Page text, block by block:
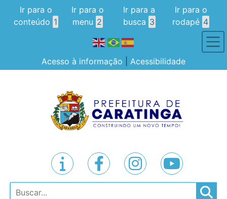
Ir para o
conteúdo 1
Ir para o
menu 2
Ir para a
busca 3
Ir para o
rodapé 4
Acesso à informação Acessibilidade
Pesquisar